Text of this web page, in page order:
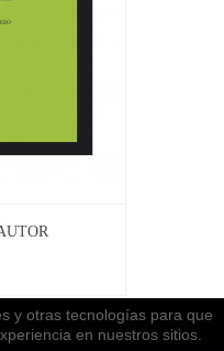
y otras tecnologías para que
en nuestros sitios.